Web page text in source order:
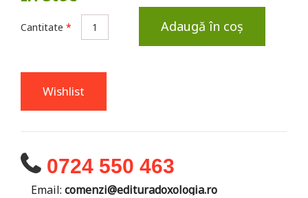
Cantitate * Adaugă în coș
Wishlist
0724 550 463
Email: comenzi@edituradoxologia.ro